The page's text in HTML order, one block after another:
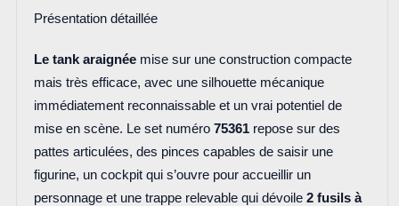
Présentation détaillée
Le tank araignéemise sur une construction compacte
mais très efficace, avec une silhouette mécanique
immédiatement reconnaissable et un vrai potentiel de
mise en scène. Le set numéro 75361repose sur des
pattes articulées, des pinces capables de saisir une
figurine, un cockpit qui s’ouvre pour accueillir un
personnage et une trappe relevable qui dévoile 2 fusils à